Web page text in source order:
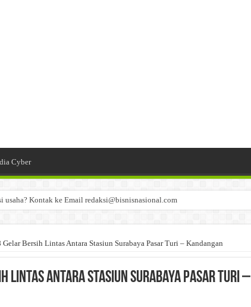
Cyber
usaha? Kontak ke Email redaksi@bisnisnasional.com
Bersih Lintas Antara Stasiun Surabaya Pasar Turi – Kandangan
Lintas Antara Stasiun Surabaya Pasar Turi –